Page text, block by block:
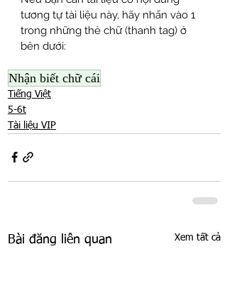
tương tự tài liệu này, hãy nhấn vào 1
trong những thẻ chữ (thanh tag) ở
bên dưới:
Nhận biết chữ cái
Tiếng Việt
5-6t
Tài liệu VIP
Bài đăng liên quan Xem tất cả